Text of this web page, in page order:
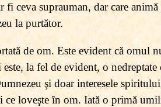
ceva suprauman, dar care
la purtător.
de om. Este evident că omul
la fel de evident, o
şi doar interesele
loveşte în om. Iată o primă